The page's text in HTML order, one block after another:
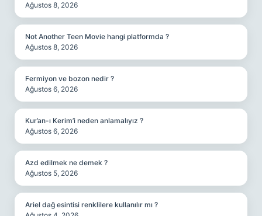
Ağustos 8, 2026
Not Another Teen Movie hangi platformda ?
Ağustos 8, 2026
Fermiyon ve bozon nedir ?
Ağustos 6, 2026
Kur’an-ı Kerim’i neden anlamalıyız ?
Ağustos 6, 2026
Azd edilmek ne demek ?
Ağustos 5, 2026
Ariel dağ esintisi renklilere kullanılır mı ?